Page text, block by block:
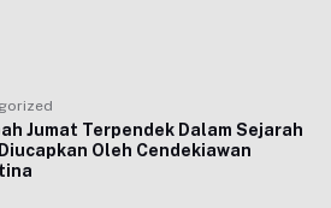
Jumat Terpendek Dalam Sejarah
Oleh Cendekiawan